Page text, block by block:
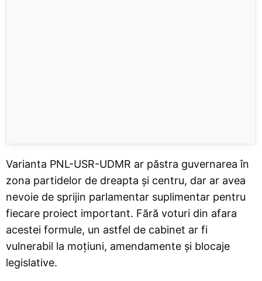
Varianta PNL-USR-UDMR ar păstra guvernarea în
zona partidelor de dreapta și centru, dar ar avea
nevoie de sprijin parlamentar suplimentar pentru
fiecare proiect important. Fără voturi din afara
acestei formule, un astfel de cabinet ar fi
vulnerabil la moțiuni, amendamente și blocaje
legislative.